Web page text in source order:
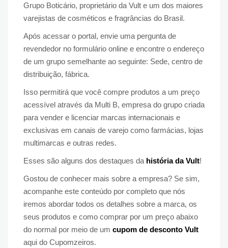
Grupo Boticário, proprietário da Vult e um dos maiores
varejistas de cosméticos e fragrâncias do Brasil.
Após acessar o portal, envie uma pergunta de
revendedor no formulário online e encontre o endereço
de um grupo semelhante ao seguinte: Sede, centro de
distribuição, fábrica.
Isso permitirá que você compre produtos a um preço
acessível através da Multi B, empresa do grupo criada
para vender e licenciar marcas internacionais e
exclusivas em canais de varejo como farmácias, lojas
multimarcas e outras redes.
Esses são alguns dos destaques da história da Vult!
Gostou de conhecer mais sobre a empresa? Se sim,
acompanhe este conteúdo por completo que nós
iremos abordar todos os detalhes sobre a marca, os
seus produtos e como comprar por um preço abaixo
do normal por meio de um cupom de desconto Vult
aqui do Cupomzeiros.